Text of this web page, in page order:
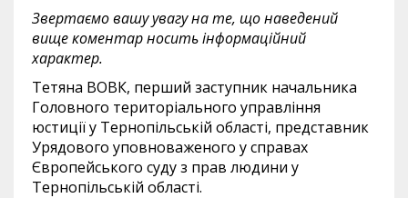
Звертаємо вашу увагу на те, що наведений
вище коментар носить інформаційний
характер.
Тетяна ВОВК, перший заступник начальника
Головного територіального управління
юстиції у Тернопільській області, представник
Урядового уповноваженого у справах
Європейського суду з прав людини у
Тернопільській області.